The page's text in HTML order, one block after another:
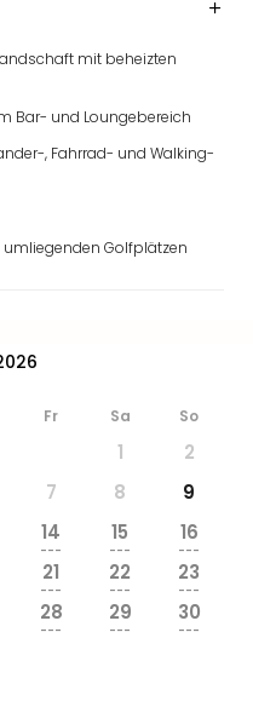
mit beheizten
Bar- und Loungebereich
, Fahrrad- und Walking-
umliegenden Golfplätzen
Fr Sa So
1
2
7 8
9
14
---
15
---
16
---
21
---
22
---
23
---
28
---
29
---
30
---